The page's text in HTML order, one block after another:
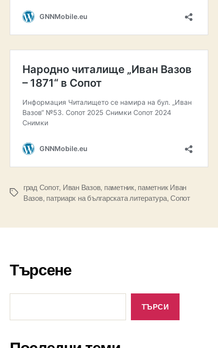
Tags
град Сопот, Иван Вазов, паметник, паметник Иван
Вазов, патриарх на българската литература,Сопот
Търсене
ТЪРСИ